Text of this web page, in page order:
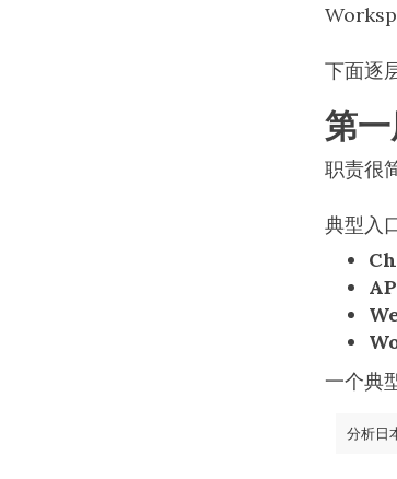
下面逐
第
职责很
典型入
一个典